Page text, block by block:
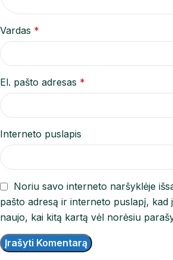
Vardas *
El. pašto adresas *
Interneto puslapis
Noriu savo interneto naršyklėje
pašto adresą ir interneto puslapį, kad
naujo, kai kitą kartą vėl norėsiu